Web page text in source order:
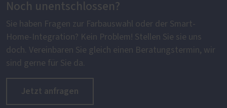
Noch unentschlossen?
Sie haben Fragen zur Farbauswahl oder der Smart-
Home-Integration? Kein Problem! Stellen Sie sie uns
doch. Vereinbaren Sie gleich einen Beratungstermin, wir
sind gerne für Sie da.
Jetzt anfragen